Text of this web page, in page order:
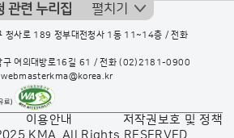
관련 누리집 펼치기
청사로 189 정부대전청사 1동 11~14층 / 전화
여의대방로16길 61 / 전화(02)2181-0900
webmasterkma@korea.kr
이용안내
저작권보호 및 정책